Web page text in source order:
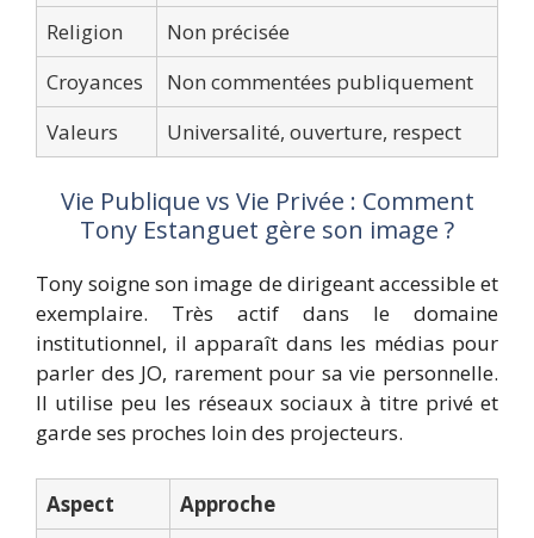
Religion
Non précisée
Croyances
Non commentées publiquement
Valeurs
Universalité, ouverture, respect
Vie Publique vs Vie Privée : Comment
Tony Estanguet gère son image ?
Tony soigne son image de dirigeant accessible et
exemplaire. Très actif dans le domaine
institutionnel, il apparaît dans les médias pour
parler des JO, rarement pour sa vie personnelle.
Il utilise peu les réseaux sociaux à titre privé et
garde ses proches loin des projecteurs.
Aspect
Approche